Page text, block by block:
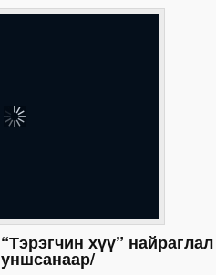
“Тэрэгчин хүү”
уншсанаар/